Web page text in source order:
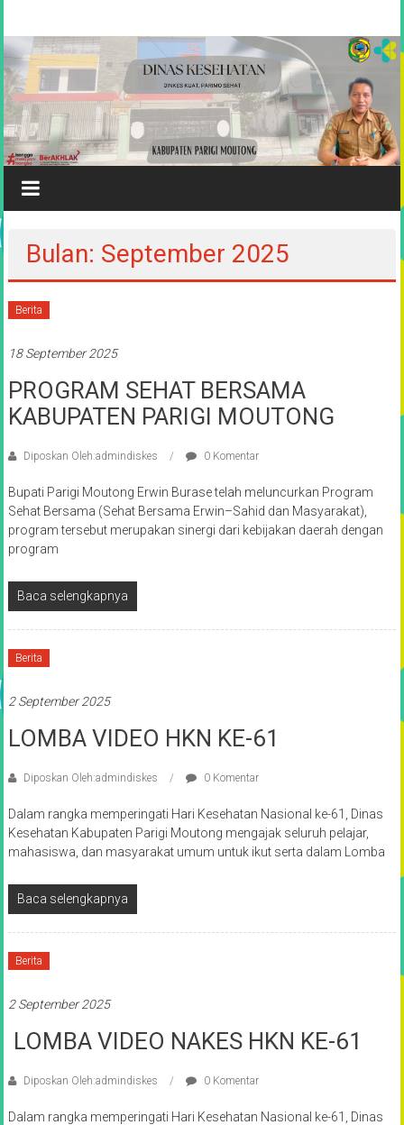
konten
Dinas
Kesehatan
Kabupaten
Parigi
Moutong
Songulara
Bulan: September 2025
Berita
18 September 2025
PROGRAM SEHAT BERSAMA
KABUPATEN PARIGI MOUTONG
Diposkan Oleh:admindiskes 0 Komentar
Bupati Parigi Moutong Erwin Burase telah meluncurkan Program
Sehat Bersama (Sehat Bersama Erwin–Sahid dan Masyarakat),
program tersebut merupakan sinergi dari kebijakan daerah dengan
program
Baca selengkapnya
Berita
2 September 2025
LOMBA VIDEO HKN KE-61
Diposkan Oleh:admindiskes 0 Komentar
Dalam rangka memperingati Hari Kesehatan Nasional ke-61, Dinas
Kesehatan Kabupaten Parigi Moutong mengajak seluruh pelajar,
mahasiswa, dan masyarakat umum untuk ikut serta dalam Lomba
Baca selengkapnya
Berita
2 September 2025
LOMBA VIDEO NAKES HKN KE-61
Diposkan Oleh:admindiskes 0 Komentar
Dalam rangka memperingati Hari Kesehatan Nasional ke-61, Dinas